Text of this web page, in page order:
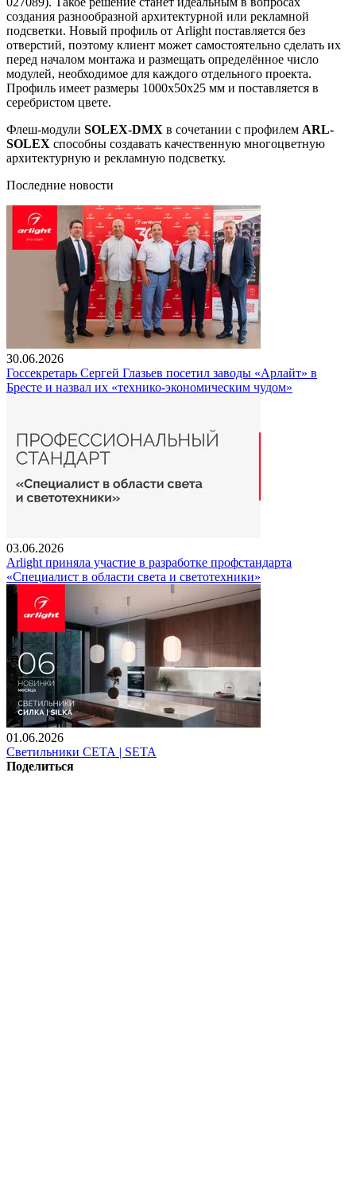
создания разнообразной архитектурной или рекламной
подсветки. Новый профиль от Arlight поставляется без
отверстий, поэтому клиент может самостоятельно сделать их
перед началом монтажа и размещать определённое число
модулей, необходимое для каждого отдельного проекта.
Профиль имеет размеры 1000х50х25 мм и поставляется в
серебристом цвете.
Флеш-модули SOLEX-DMX в сочетании с профилем ARL-
SOLEX способны создавать качественную многоцветную
архитектурную и рекламную подсветку.
Последние новости
30.06.2026
Госсекретарь Сергей Глазьев посетил заводы «Арлайт» в
Бресте и назвал их «технико-экономическим чудом»
03.06.2026
Arlight приняла участие в разработке профстандарта
«Специалист в области света и светотехники»
01.06.2026
Светильники СЕТА | SETA
Поделиться